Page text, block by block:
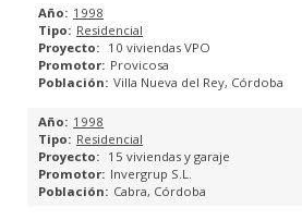
1998
Residencial
10 viviendas VPO
Provicosa
Villa Nueva del Rey, Córdoba
1998
Residencial
15 viviendas y garaje
Invergrup S.L.
Cabra, Córdoba